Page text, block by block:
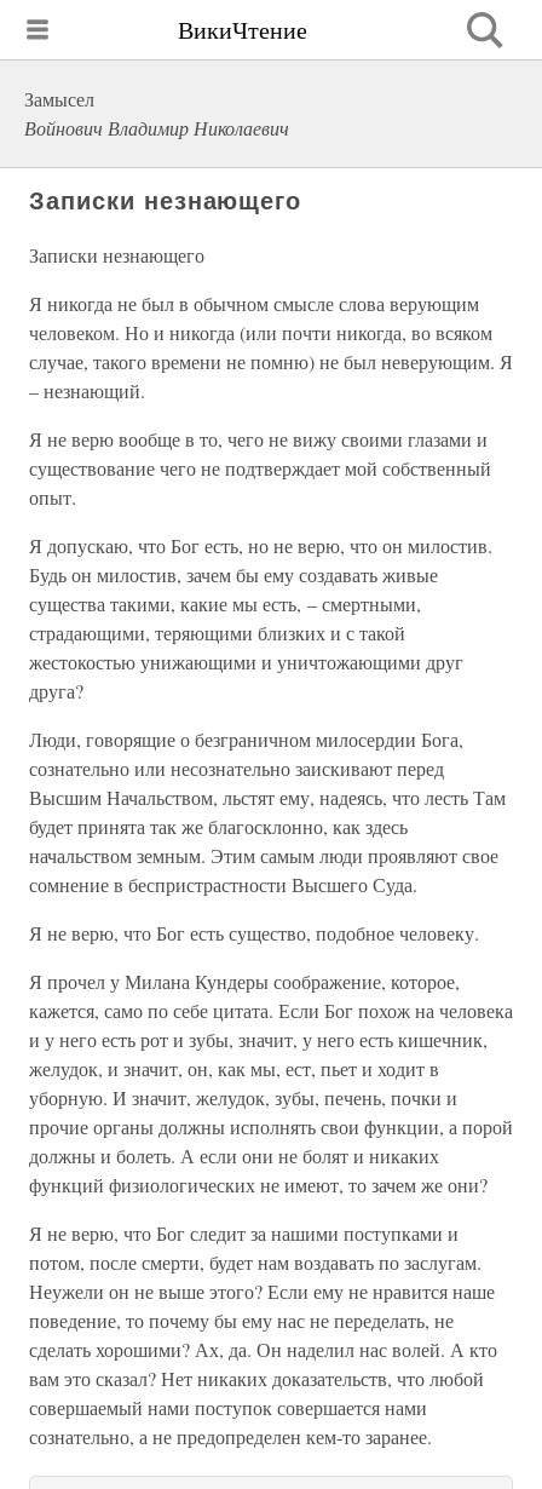
ВикиЧтение
Замысел
Войнович Владимир Николаевич
Записки незнающего
Записки незнающего
Я никогда не был в обычном смысле слова верующим
человеком. Но и никогда (или почти никогда, во всяком
случае, такого времени не помню) не был неверующим. Я
– незнающий.
Я не верю вообще в то, чего не вижу своими глазами и
существование чего не подтверждает мой собственный
опыт.
Я допускаю, что Бог есть, но не верю, что он милостив.
Будь он милостив, зачем бы ему создавать живые
существа такими, какие мы есть, – смертными,
страдающими, теряющими близких и с такой
жестокостью унижающими и уничтожающими друг
друга?
Люди, говорящие о безграничном милосердии Бога,
сознательно или несознательно заискивают перед
Высшим Начальством, льстят ему, надеясь, что лесть Там
будет принята так же благосклонно, как здесь
начальством земным. Этим самым люди проявляют свое
сомнение в беспристрастности Высшего Суда.
Я не верю, что Бог есть существо, подобное человеку.
Я прочел у Милана Кундеры соображение, которое,
кажется, само по себе цитата. Если Бог похож на человека
и у него есть рот и зубы, значит, у него есть кишечник,
желудок, и значит, он, как мы, ест, пьет и ходит в
уборную. И значит, желудок, зубы, печень, почки и
прочие органы должны исполнять свои функции, а порой
должны и болеть. А если они не болят и никаких
функций физиологических не имеют, то зачем же они?
Я не верю, что Бог следит за нашими поступками и
потом, после смерти, будет нам воздавать по заслугам.
Неужели он не выше этого? Если ему не нравится наше
поведение, то почему бы ему нас не переделать, не
сделать хорошими? Ах, да. Он наделил нас волей. А кто
вам это сказал? Нет никаких доказательств, что любой
совершаемый нами поступок совершается нами
сознательно, а не предопределен кем-то заранее.